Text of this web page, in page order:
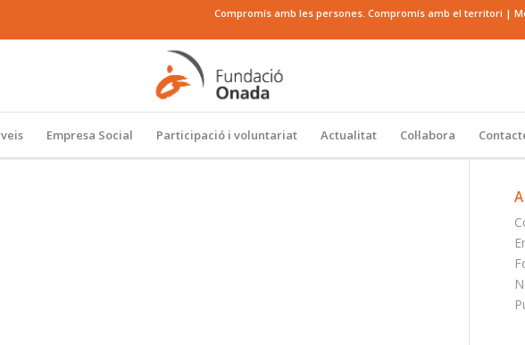
Compromís amb les persones. Compromís amb el territori |
Empresa Social Participació i voluntariat Actualitat Col·labora